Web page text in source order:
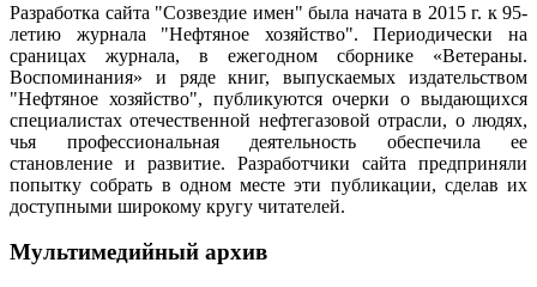
Разработка сайта "Созвездие имен" была начата в 2015 г. к 95-
летию журнала "Нефтяное хозяйство". Периодически на
сраницах журнала, в ежегодном сборнике «Ветераны.
Воспоминания» и ряде книг, выпускаемых издательством
"Нефтяное хозяйство", публикуются очерки о выдающихся
специалистах отечественной нефтегазовой отрасли, о людях,
чья профессиональная деятельность обеспечила ее
становление и развитие. Разработчики сайта предприняли
попытку собрать в одном месте эти публикации, сделав их
доступными широкому кругу читателей.
Мультимедийный архив